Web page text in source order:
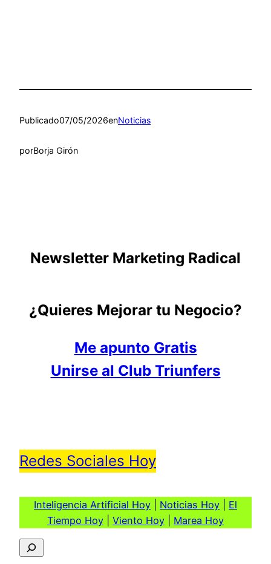
Publicado07/05/2026enNoticias
porBorja Girón
Newsletter Marketing Radical
¿Quieres Mejorar tu Negocio?
Me apunto Gratis
Unirse al Club Triunfers
Redes Sociales Hoy
Inteligencia Artificial Hoy Noticias Hoy
El
Tiempo Hoy
Viento Hoy Marea Hoy
Buscar